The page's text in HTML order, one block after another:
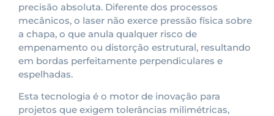
precisão absoluta. Diferente dos processos
mecânicos, o laser não exerce pressão física sobre
a chapa, o que anula qualquer risco de
empenamento ou distorção estrutural, resultando
em bordas perfeitamente perpendiculares e
espelhadas.
Esta tecnologia é o motor de inovação para
projetos que exigem tolerâncias milimétricas,